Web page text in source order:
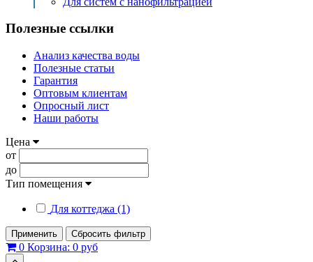
Полезные ссылки
Анализ качества воды
Полезные статьи
Гарантия
Оптовым клиентам
Опросный лист
Наши работы
Цена
от
до
Тип помещения
Для коттеджа (1)
Применить Сбросить фильтр
0 Корзина: 0 руб